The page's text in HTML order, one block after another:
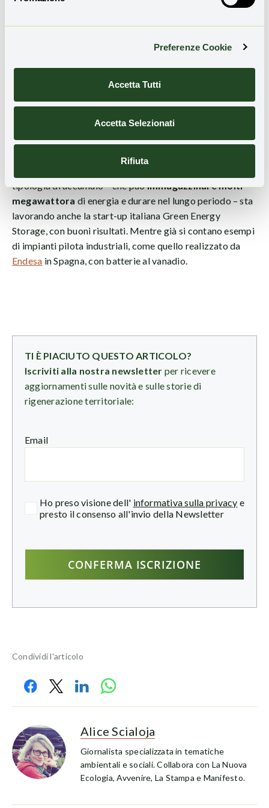
Preferenze Cookie
Accetta Tutti
Accetta Selezionati
Rifiuta
con una capacità di stoccaggio da 20 MW / 200 MWh
lavorando per altri impianti da realizzare anche negli Stati
Uniti, in Cile e in Oman. Nel campo elettrochimico, sono
batterie di flusso
ossidoriduzione.
Una categoria sfrutta liquidi e gas, come le batterie di
flusso con bromo e zinco, una seconda adopera elettroliti
tipologia di accumulo – che puòimmagazzinare molti
megawattora di energia e durare nel lungo periodo – sta
lavorando anche la start-up italiana Green Energy
Storage, con buoni risultati. Mentre già si contano esempi
di impianti pilota industriali, come quello realizzato da
Endesa in Spagna, con batterie al vanadio.
TI È PIACIUTO QUESTO ARTICOLO?
Iscriviti alla nostra newsletter per ricevere
aggiornamenti sulle novità e sulle storie di
rigenerazione territoriale:
Email
Ho preso visione dell' informativa sulla privacy e
presto il consenso all'invio della Newsletter
Condividi l'articolo
Alice Scialoja
Giornalista specializzata in tematiche
ambientali e sociali. Collabora con La Nuova
Ecologia, Avvenire, La Stampa e Manifesto.